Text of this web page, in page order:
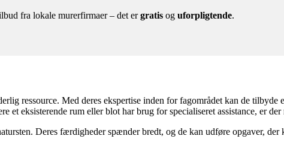
fra lokale murerfirmaer – det ergratis og uforpligtende.
ressource. Med deres ekspertise inden for fagområdet kan de
eksisterende rum eller blot har brug for specialiseret assistance, er
Deres færdigheder spænder bredt, og de kan udføre opgaver,